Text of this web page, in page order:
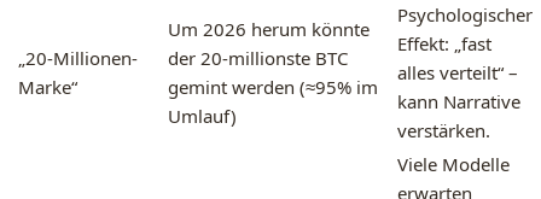
„20-Millionen-
Marke“
Um 2026 herum könnte
der 20-millionste BTC
gemint werden (≈95% im
Umlauf)
Psychologischer
Effekt: „fast
alles verteilt“ –
kann Narrative
verstärken.
Viele Modelle
erwarten